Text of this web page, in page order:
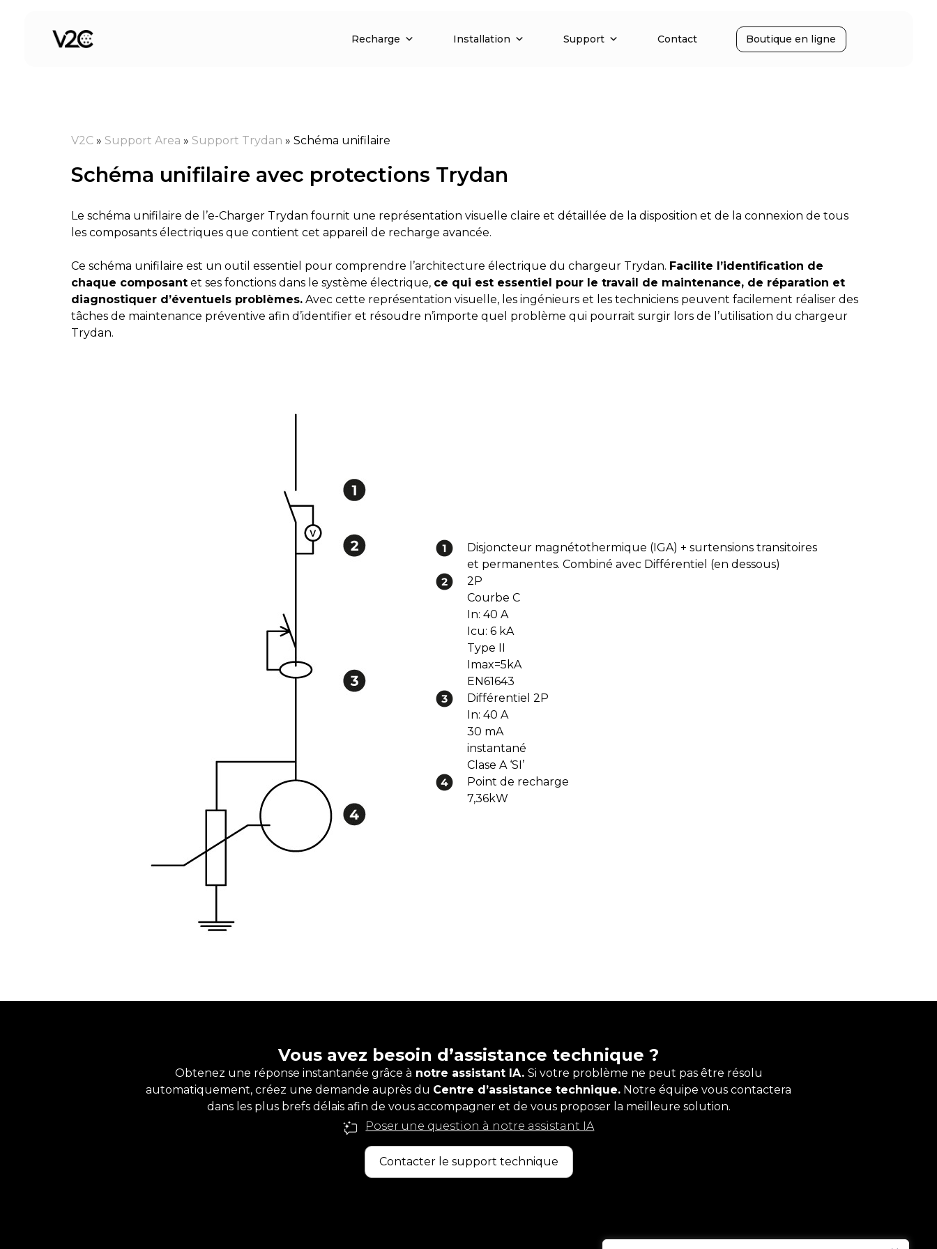
Recharge Installation Support Contact Boutique en ligne
V2C » Support Area » Support Trydan » Schéma unifilaire
Schéma unifilaire avec protections Trydan
Le schéma unifilaire de l’e-Charger Trydan fournit une représentation visuelle claire et détaillée de la disposition et de la connexion de tous
les composants électriques que contient cet appareil de recharge avancée.
Ce schéma unifilaire est un outil essentiel pour comprendre l’architecture électrique du chargeur Trydan. Facilite l’identification de
chaque composant et ses fonctions dans le système électrique, ce qui est essentiel pour le travail de maintenance, de réparation et
diagnostiquer d’éventuels problèmes. Avec cette représentation visuelle, les ingénieurs et les techniciens peuvent facilement réaliser des
tâches de maintenance préventive afin d’identifier et résoudre n’importe quel problème qui pourrait surgir lors de l’utilisation du chargeur
Trydan.
Disjoncteur magnétothermique (IGA) + surtensions transitoires
et permanentes. Combiné avec Différentiel (en dessous)
2P
Courbe C
In: 40 A
Icu: 6 kA
Type II
Imax=5kA
EN61643
Différentiel 2P
In: 40 A
30 mA
instantané
Clase A ‘SI’
Point de recharge
7,36kW
Vous avez besoin d’assistance technique ?
Obtenez une réponse instantanée grâce à notre assistant IA. Si votre problème ne peut pas être résolu
automatiquement, créez une demande auprès du Centre d’assistance technique. Notre équipe vous contactera
dans les plus brefs délais afin de vous accompagner et de vous proposer la meilleure solution.
Poser une question à notre assistant IA
Contacter le support technique